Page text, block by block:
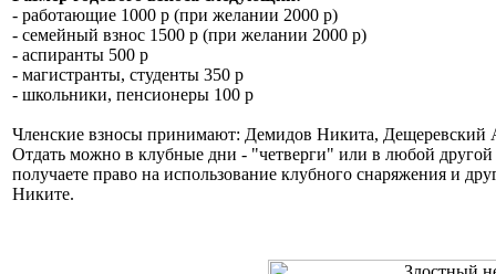
- работающие 1000 р (при желании 2000 р)
- семейный взнос 1500 р (при желании 2000 р)
- аспиранты 500 р
- магистранты, студенты 350 р
- школьники, пенсионеры 100 р
Членские взносы принимают: Демидов Никита, Дещеревский
Отдать можно в клубные дни - "четверги" или в любой
получаете право на использование клубного снаряжения и
Никите.